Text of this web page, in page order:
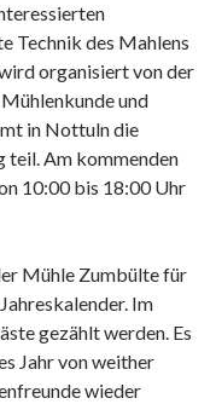
Technik des Mahlens
organisiert von der
und
in Nottuln die
teil. Am kommenden
10:00 bis 18:00 Uhr
Mühle Zumbülte für
Im
gezählt werden. Es
Jahr von weither
wieder